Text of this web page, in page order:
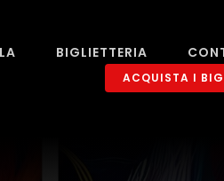
BIGLIETTERIA
ACQUISTA I